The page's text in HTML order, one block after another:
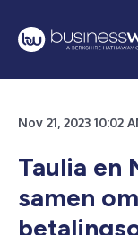
Nov 21, 2023
Taulia en
samen